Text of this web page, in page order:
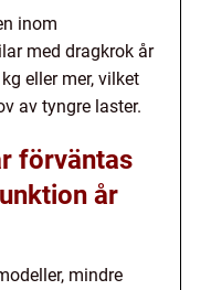
inom
med dragkrok år
eller mer, vilket
av tyngre laster.
förväntas
år
mindre